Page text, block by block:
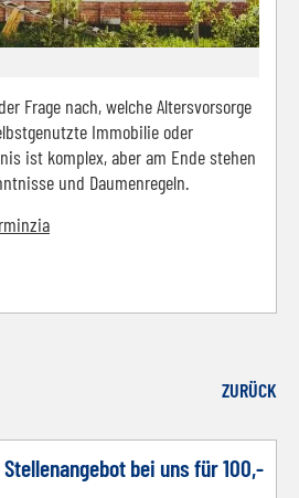
Frage nach, welche Altersvorsorge
Immobilie oder
ist komplex, aber am Ende stehen
und Daumenregeln.
ZURÜCK
bei uns für 100,-